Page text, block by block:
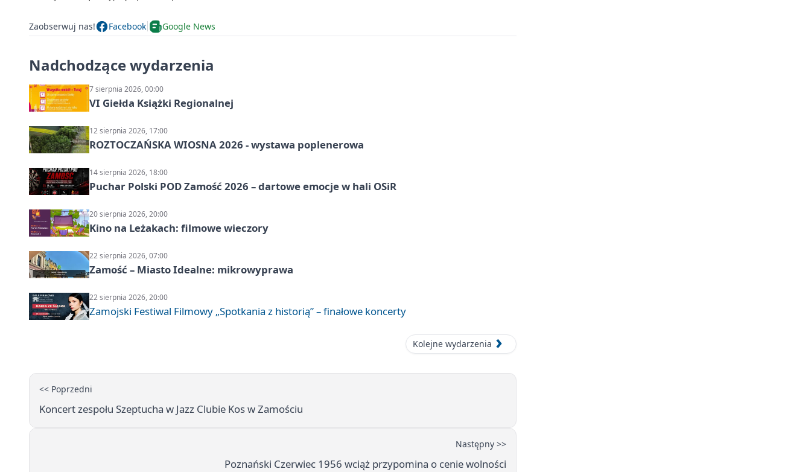
Zaobserwuj nas! Facebook Google News
Nadchodzące wydarzenia
7 sierpnia 2026, 00:00
VI Giełda Książki Regionalnej
12 sierpnia 2026, 17:00
ROZTOCZAŃSKA WIOSNA 2026 - wystawa poplenerowa
14 sierpnia 2026, 18:00
Puchar Polski POD Zamość 2026 – dartowe emocje w hali OSiR
20 sierpnia 2026, 20:00
Kino na Leżakach: filmowe wieczory
22 sierpnia 2026, 07:00
Zamość – Miasto Idealne: mikrowyprawa
22 sierpnia 2026, 20:00
Zamojski Festiwal Filmowy „Spotkania z historią” – finałowe koncerty
Kolejne wydarzenia
<< Poprzedni
Koncert zespołu Szeptucha w Jazz Clubie Kos w Zamościu
Następny >>
Poznański Czerwiec 1956 wciąż przypomina o cenie wolności